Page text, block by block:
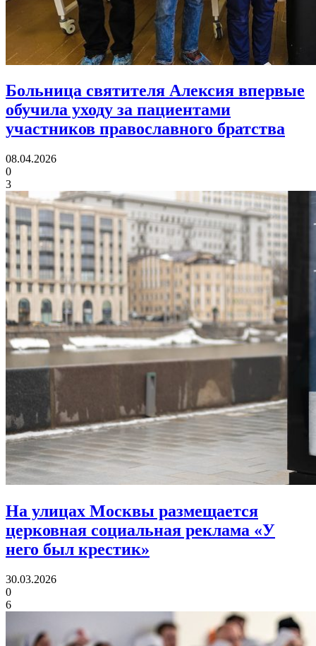
Больница святителя Алексия впервые
обучила уходу за пациентами
участников православного братства
08.04.2026
0
3
На улицах Москвы размещается
церковная социальная реклама «У
него был крестик»
30.03.2026
0
6